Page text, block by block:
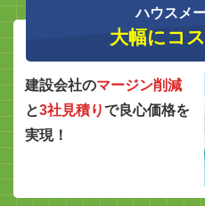
ハウスメ
大幅にコ
建設会社のマージン削減
と3社見積りで良心価格を
実現！